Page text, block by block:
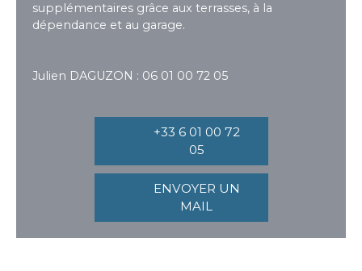
supplémentaires grâce aux terrasses, à la
dépendance et au garage.
Julien DAGUZON : 06 01 00 72 05
+33 6 01 00 72
05
ENVOYER UN
MAIL